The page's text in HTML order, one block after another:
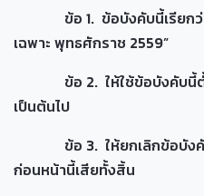
ข้อ 1. ข้อบังคับนี้เรียกว่า
เฉพาะ พุทธศักราช 2559”
ข้อ 2. ให้ใช้ข้อบังคับนี้ตั้ง
เป็นต้นไป
ข้อ 3. ให้ยกเลิกข้อบังคับ
ก่อนหน้านี้เสียทั้งสิ้น